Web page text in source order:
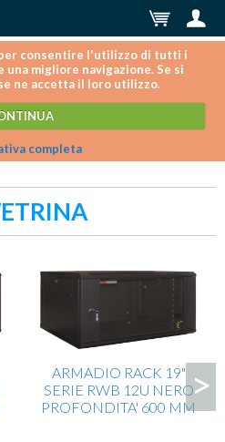
consentire l'utilizzo di tutti i
migliore navigazione. Se si
ne accetta il loro utilizzo.
completa
ARMADIO RACK 19"
SERIE RWB 12U NERO
PROFONDITA' 600 MM
>